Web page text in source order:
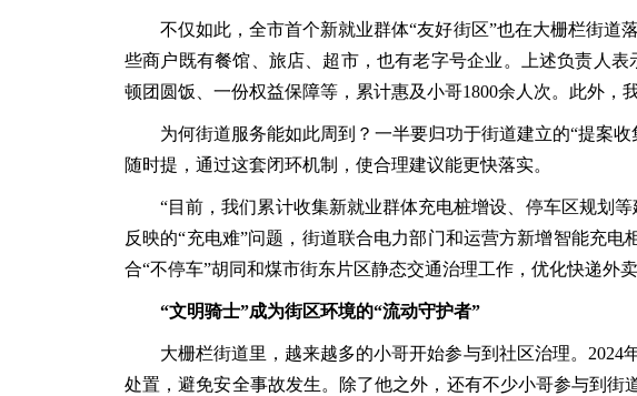
不仅如此，全市首个新就业群体“友好街区”也在大栅栏街道
些商户既有餐馆、旅店、超市，也有老字号企业。上述负责人
顿团圆饭、一份权益保障等，累计惠及小哥1800余人次。此外
为何街道服务能如此周到？一半要归功于街道建立的“提案
随时提，通过这套闭环机制，使合理建议能更快落实。
“目前，我们累计收集新就业群体充电桩增设、停车区规划
反映的“充电难”问题，街道联合电力部门和运营方新增智能充
合“不停车”胡同和煤市街东片区静态交通治理工作，优化快递外
“文明骑士”成为街区环境的“流动守护者”
大栅栏街道里，越来越多的小哥开始参与到社区治理。 2024
处置，避免安全事故发生。除了他之外，还有不少小哥参与到街